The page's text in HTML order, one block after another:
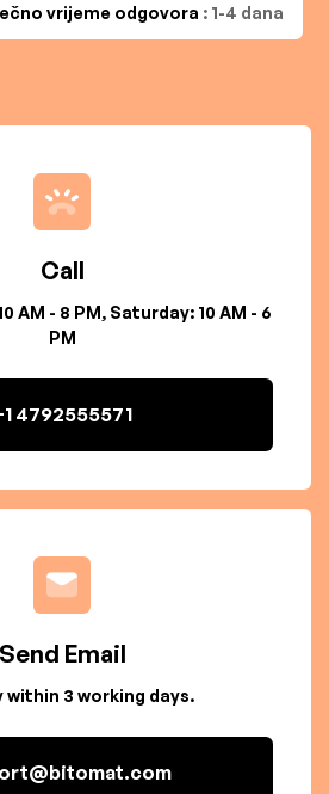
vrijeme odgovora : 1-4 dana
Call
AM - 8 PM, Saturday: 10 AM - 6
PM
4792555571
Send Email
within 3 working days.